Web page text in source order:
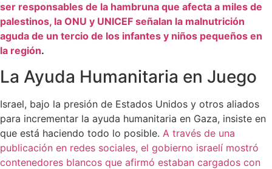
ser responsables de la hambruna que afecta a miles de
palestinos, la ONU y UNICEF señalan la malnutrición
aguda de un tercio de los infantes y niños pequeños en
la región.
La Ayuda Humanitaria en Juego
Israel, bajo la presión de Estados Unidos y otros aliados
para incrementar la ayuda humanitaria en Gaza, insiste en
que está haciendo todo lo posible. A través de una
publicación en redes sociales, el gobierno israelí mostró
contenedores blancos que afirmó estaban cargados con